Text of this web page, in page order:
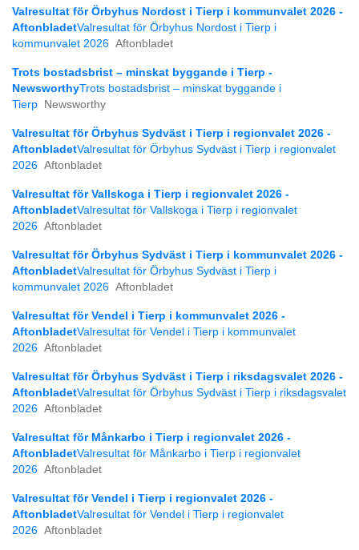
Valresultat för Örbyhus Nordost i Tierp i kommunvalet 2026 -
AftonbladetValresultat för Örbyhus Nordost i Tierp i
kommunvalet 2026 Aftonbladet
Trots bostadsbrist – minskat byggande i Tierp -
NewsworthyTrots bostadsbrist – minskat byggande i
Tierp
Newsworthy
Valresultat för Örbyhus Sydväst i Tierp i regionvalet 2026 -
AftonbladetValresultat för Örbyhus Sydväst i Tierp i regionvalet
2026 Aftonbladet
Valresultat för Vallskoga i Tierp i regionvalet 2026 -
AftonbladetValresultat för Vallskoga i Tierp i regionvalet
2026 Aftonbladet
Valresultat för Örbyhus Sydväst i Tierp i kommunvalet 2026 -
AftonbladetValresultat för Örbyhus Sydväst i Tierp i
kommunvalet 2026 Aftonbladet
Valresultat för Vendel i Tierp i kommunvalet 2026 -
AftonbladetValresultat för Vendel i Tierp i kommunvalet
2026 Aftonbladet
Valresultat för Örbyhus Sydväst i Tierp i riksdagsvalet 2026 -
AftonbladetValresultat för Örbyhus Sydväst i Tierp i riksdagsvalet
2026 Aftonbladet
Valresultat för Månkarbo i Tierp i regionvalet 2026 -
AftonbladetValresultat för Månkarbo i Tierp i regionvalet
2026 Aftonbladet
Valresultat för Vendel i Tierp i regionvalet 2026 -
AftonbladetValresultat för Vendel i Tierp i regionvalet
2026 Aftonbladet